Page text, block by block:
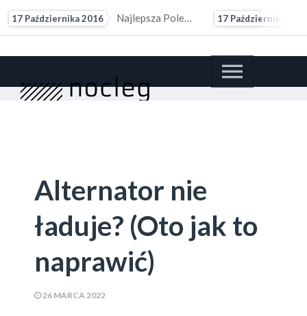
17 Października 2016 Polerowanie Czyli Skuteczna Renowacja Lakieru 17 Października
Alternator nie
ładuje? (Oto jak to
naprawić)
26 MARCA 2022